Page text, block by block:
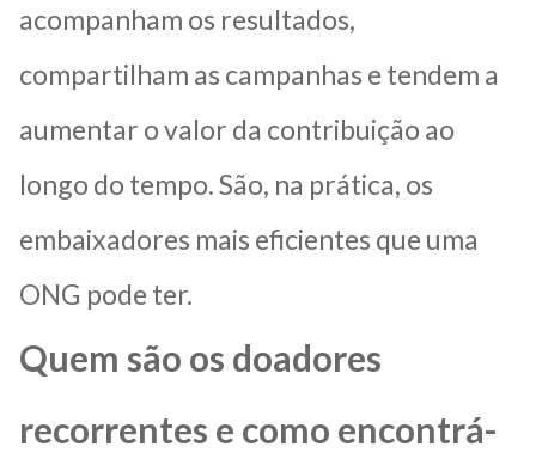
acompanham os resultados,
compartilham as campanhas e tendem a
aumentar o valor da contribuição ao
longo do tempo. São, na prática, os
embaixadores mais eficientes que uma
ONG pode ter.
Quem são os doadores
recorrentes e como encontrá-